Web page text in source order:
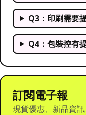
Q3：印刷需要
Q4：包裝控有
訂閱電子報
現貨優惠、新品資